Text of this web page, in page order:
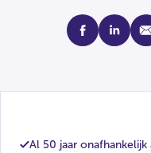
facebooklinkedin
Al 50 jaar